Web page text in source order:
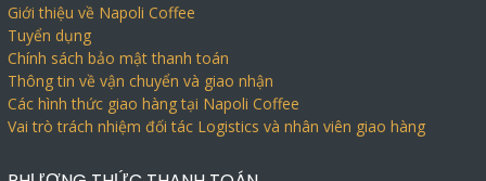
Giới thiệu về Napoli Coffee
Tuyển dụng
Chính sách bảo mật thanh toán
Thông tin về vận chuyển và giao nhận
Các hình thức giao hàng tại Napoli Coffee
Vai trò trách nhiệm đối tác Logistics và nhân viên giao hàng